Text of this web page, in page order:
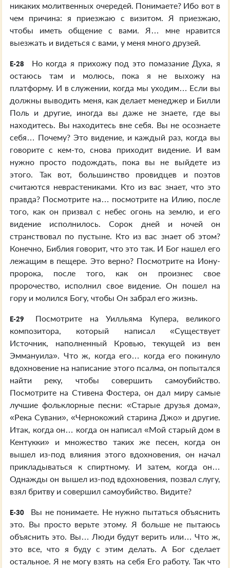
никаких молитвенных очередей. Понимаете? Ибо вот в
чем причина: я приезжаю с визитом. Я приезжаю,
чтобы иметь общение с вами. Я… мне нравится
выезжать и видеться с вами, у меня много друзей.
E-28
Но когда я прихожу под это помазание Духа, я
остаюсь там и молюсь, пока я не выхожу на
платформу. И в служении, когда мы уходим… Если вы
должны выводить меня, как делает менеджер и Билли
Поль и другие, иногда вы даже не знаете, где вы
находитесь. Вы находитесь вне себя. Вы не осознаете
себя… Почему? Это видение, и каждый раз, когда вы
говорите с кем-то, снова приходит видение. И вам
нужно просто подождать, пока вы не выйдете из
этого. Так вот, большинство провидцев и поэтов
считаются неврастениками. Кто из вас знает, что это
правда? Посмотрите на… посмотрите на Илию, после
того, как он призвал с небес огонь на землю, и его
видение исполнилось. Сорок дней и ночей он
странствовал по пустыне. Кто из вас знает об этом?
Конечно, Библия говорит, что это так. И Бог нашел его
лежащим в пещере. Это верно? Посмотрите на Иону-
пророка, после того, как он произнес свое
пророчество, исполнил свое видение. Он пошел на
гору и молился Богу, чтобы Он забрал его жизнь.
E-29
Посмотрите на Уилльяма Купера, великого
композитора, который написал «Существует
Источник, наполненный Кровью, текущей из вен
Эммануила». Что ж, когда его… когда его покинуло
вдохновение на написание этого псалма, он попытался
найти реку, чтобы совершить самоубийство.
Посмотрите на Стивена Фостера, он дал миру самые
лучшие фольклорные песни: «Старые друзья дома»,
«Река Сувани», «Чернокожий старина Джо» и другие.
Итак, когда он… когда он написал «Мой старый дом в
Кентукки» и множество таких же песен, когда он
вышел из-под влияния этого вдохновения, он начал
прикладываться к спиртному. И затем, когда он…
Однажды он вышел из-под вдохновения, позвал слугу,
взял бритву и совершил самоубийство. Видите?
E-30
Вы не понимаете. Не нужно пытаться объяснить
это. Вы просто верьте этому. Я больше не пытаюсь
объяснить это. Вы… Люди будут верить или… Что ж,
это все, что я буду с этим делать. А Бог сделает
остальное. Я не могу взять на себя Его работу. Так что